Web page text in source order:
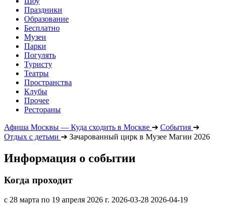
Праздники
Образование
Бесплатно
Музеи
Парки
Погулять
Туристу
Театры
Пространства
Клубы
Прочее
Рестораны
Афиша Москвы — Куда сходить в Москве ➔ События ➔
Отдых с детьми ➔ Зачарованный цирк в Музее Магии 2026
Информация о событии
Когда проходит
с 28 марта по 19 апреля 2026 г. 2026-03-28 2026-04-19